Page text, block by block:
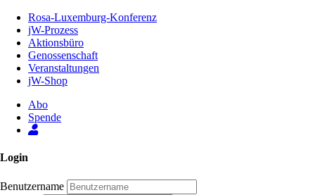
Inhalt
Seite
Rosa-Luxemburg-Konferenz
jW-Prozess
Aktionsbüro
Genossenschaft
Veranstaltungen
jW-Shop
Abo
Spende
Login
Benutzername